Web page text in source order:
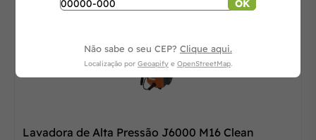
Lavadora de Alta Pressão J6000 M16 Clean
OK
Não sabe o seu CEP? Clique aqui.
Localização por Geoapify e OpenStreetMap.